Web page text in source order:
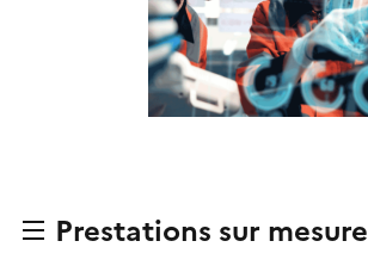
Prestations sur mesure